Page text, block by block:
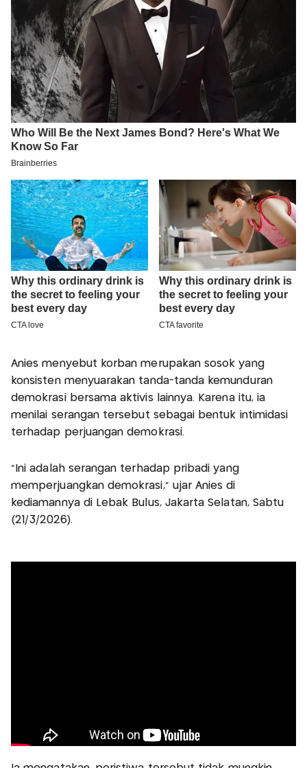
Anies menyebut korban merupakan sosok yang
konsisten menyuarakan tanda-tanda kemunduran
demokrasi bersama aktivis lainnya. Karena itu, ia
menilai serangan tersebut sebagai bentuk intimidasi
terhadap perjuangan demokrasi.
“Ini adalah serangan terhadap pribadi yang
memperjuangkan demokrasi,” ujar Anies di
kediamannya di Lebak Bulus, Jakarta Selatan, Sabtu
(21/3/2026).